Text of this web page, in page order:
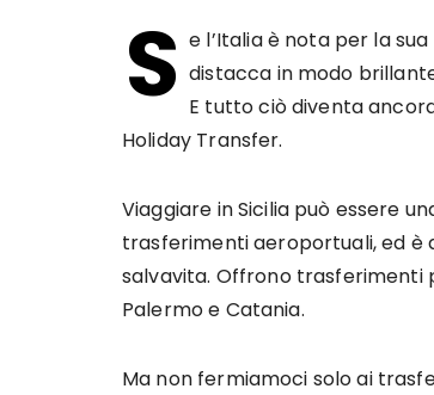
S e l’Italia è nota per la
distacca in modo
E tutto ciò diventa
Holiday Transfer.
Viaggiare in Sicilia può essere
trasferimenti aeroportuali, ed è
salvavita. Offrono trasferimenti
Palermo e Catania.
Ma non fermiamoci solo ai